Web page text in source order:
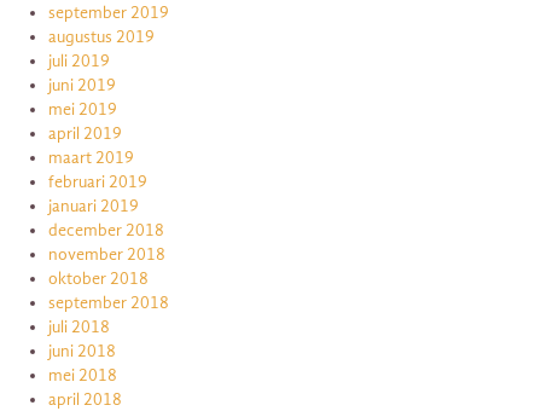
september 2019
augustus 2019
juli 2019
juni 2019
mei 2019
april 2019
maart 2019
februari 2019
januari 2019
december 2018
november 2018
oktober 2018
september 2018
juli 2018
juni 2018
mei 2018
april 2018